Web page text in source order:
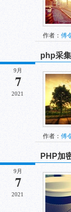
作者： 傅
9月
7
2021
php采
作者： 傅
9月
7
2021
PHP加